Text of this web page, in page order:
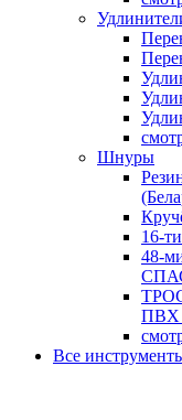
Шнуры
16-
48-
ПВХ
Все